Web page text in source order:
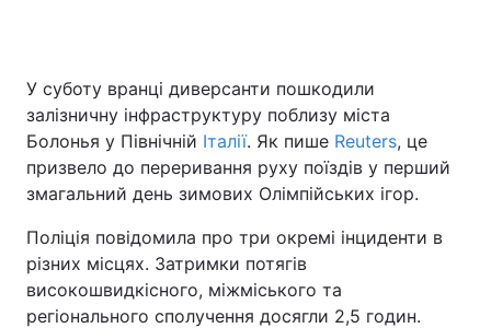
Україна Політика
Спорт
Техно і зв'язок Лайт
Зброя Інциденти
У суботу вранці диверсанти пошкодили
залізничну інфраструктуру поблизу міста
Болонья у Північній Італії. Як пише Reuters, це
призвело до переривання руху поїздів у перший
змагальний день зимових Олімпійських ігор.
Поліція повідомила про три окремі інциденти в
різних місцях. Затримки потягів
високошвидкісного, міжміського та
регіонального сполучення досягли 2,5 годин.